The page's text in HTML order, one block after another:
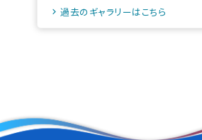
過去のギャラリーはこちら